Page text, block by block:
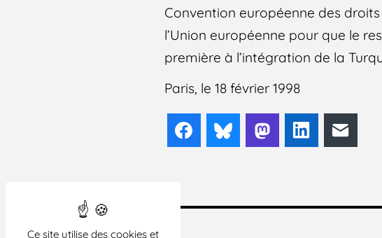
Ce site utilise des cookies et
Convention européenne des
l’Union européenne pour que le
première à l’intégration de la
Paris, le 18 février 1998
FacebookBlueskyMastodonLinkedIn